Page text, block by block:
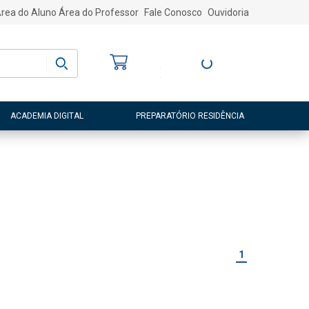
do Aluno Área do Professor Fale Conosco Ouvidoria
Entre ou Cadastre-
ACADEMIA DIGITAL PREPARATÓRIO RESIDÊNCIA
1